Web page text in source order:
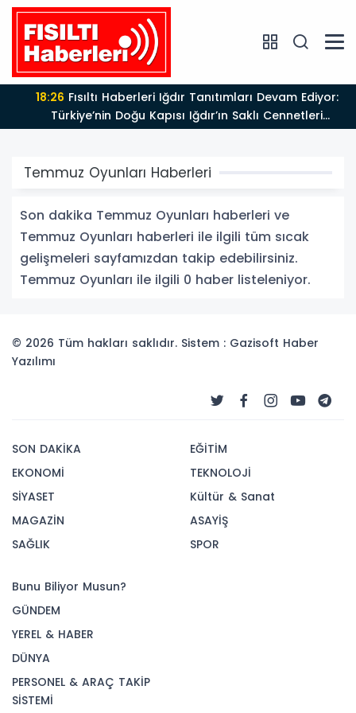
18:26Fısıltı Haberleri Iğdır Tanıtımları Devam Ediyor:
Türkiye’nin Doğu Kapısı Iğdır’ın Saklı Cennetleri
Keşfedilmeyi Bekliyor
Temmuz Oyunları Haberleri
Son dakika Temmuz Oyunları haberleri ve
Temmuz Oyunları haberleri ile ilgili tüm sıcak
gelişmeleri sayfamızdan takip edebilirsiniz.
Temmuz Oyunları ile ilgili 0 haber listeleniyor.
© 2026 Tüm hakları saklıdır. Sistem : Gazisoft Haber
Yazılımı
SON DAKİKA
EKONOMİ
SİYASET
MAGAZİN
SAĞLIK
EĞİTİM
TEKNOLOJİ
Kültür & Sanat
ASAYİŞ
SPOR
Bunu Biliyor Musun?
GÜNDEM
YEREL & HABER
DÜNYA
PERSONEL & ARAÇ TAKİP
SİSTEMİ